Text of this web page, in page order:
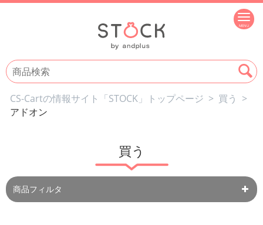
CS-Cartの情報サイト「STOCK」トップページ > 買う >
アドオン
買う
商品フィルタ